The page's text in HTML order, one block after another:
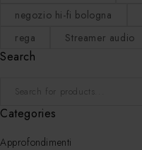
negozio hi-fi bologna
rega
Streamer audio
Search
Categories
Approfondimenti